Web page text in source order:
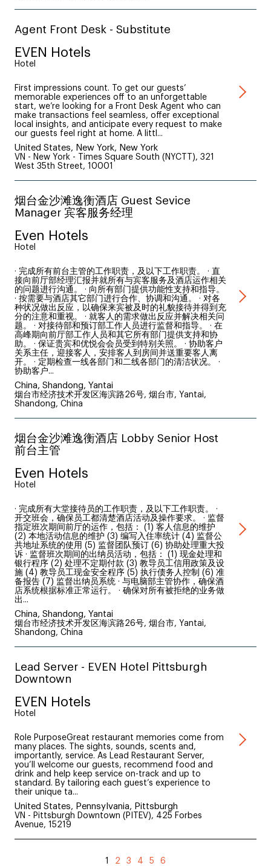
Agent Front Desk - Substitute
EVEN Hotels
Hotel
First impressions count. To get our guests’
memorable experiences off to an unforgettable
start, we’re looking for a Front Desk Agent who can
make transactions feel seamless, offer exceptional
local insights, and anticipate every request to make
our guests feel right at home. A littl...
United States, New York, New York
VN - New York - Times Square South (NYCTT), 321
West 35th Street, 10001
烟台金沙滩逸衡酒店 Guest Sevice
Manager 宾客服务经理
Even Hotels
Hotel
· 完成所有前台主管的工作职责，及以下工作职责。 · 直
接向前厅部经理汇报并就所有与宾客服务及酒店运作相关
的问题进行沟通。 · 向所有部门提供功能性支持和指导。
· 按需要与酒店其它部门进行合作、协调和沟通。 · 对各
种状况做出反应，以确保来宾被及时的礼貌接待并得到充
分的注意和重视。 · 就客人的需求做出反应并解决相关问
题。 · 对接待部和预订部工作人员进行监督和指导。 · 在
高峰期向前厅部工作人员和其它所有部门提供支持和协
助。 · 保证贵宾和优悦会会员受到特别关照。 · 协助客户
关系主任，迎接客人，安排客人到房间并送重要客人离
开。 · 定期检查一线各部门和二线各部门的清洁状况。 ·
协助客户...
China, Shandong, Yantai
烟台市经济技术开发区海滨路26号, 烟台市, Yantai,
Shandong, China
烟台金沙滩逸衡酒店 Lobby Senior Host
前台主管
Even Hotels
Hotel
· 完成所有大堂接待员的工作职责，及以下工作职责。 ·
开交班会，确保员工都清楚酒店活动及操作要求。 · 监督
指定班次期间前厅的运作，包括： (1) 客人信息的维护
(2) 本地活动信息的维护 (3) 编写入住率统计 (4) 监督公
共地址系统的使用 (5) 监督团队预订 (6) 协助处理重大投
诉 · 监督班次期间的出纳员活动，包括： (1) 现金处理和
银行程序 (2) 处理不定期付款 (3) 教导员工信用政策及设
施 (4) 教导员工现金安全程序 (5) 执行债务人控制 (6) 准
备报告 (7) 监督出纳员系统 · 与电脑部主管协作，确保酒
店系统根据标准正常运行。 · 确保对所有被拒绝的业务做
出...
China, Shandong, Yantai
烟台市经济技术开发区海滨路26号, 烟台市, Yantai,
Shandong, China
Lead Server - EVEN Hotel Pittsburgh
Downtown
EVEN Hotels
Hotel
Role PurposeGreat restaurant memories come from
many places. The sights, sounds, scents and,
importantly, service. As Lead Restaurant Server,
you’ll welcome our guests, recommend food and
drink and help keep service on-track and up to
standard. By tailoring each guest’s experience to
their unique ta...
United States, Pennsylvania, Pittsburgh
VN - Pittsburgh Downtown (PITEV), 425 Forbes
Avenue, 15219
1 2 3 4 5 6